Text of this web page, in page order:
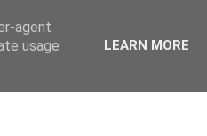
agent
usage
LEARN MORE